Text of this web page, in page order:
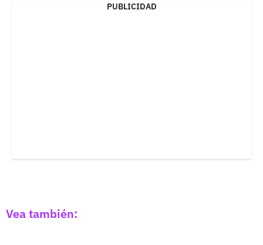
PUBLICIDAD
Vea también: